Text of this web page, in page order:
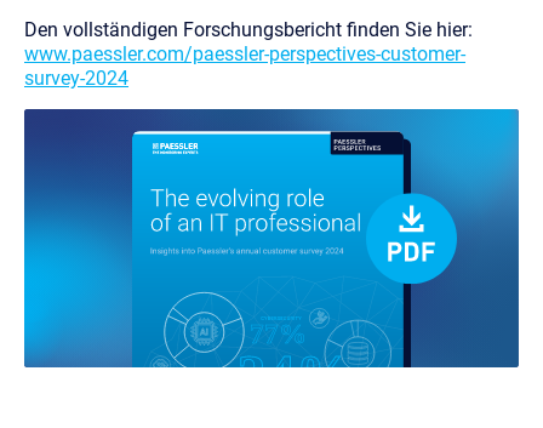
Den vollständigen Forschungsbericht finden Sie hier:
www.paessler.com/paessler-perspectives-customer-
survey-2024